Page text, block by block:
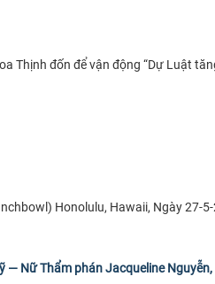
Thịnh đốn để vận động “Dự Luật
Honolulu, Hawaii, Ngày 27-
Nữ Thẩm phán Jacqueline